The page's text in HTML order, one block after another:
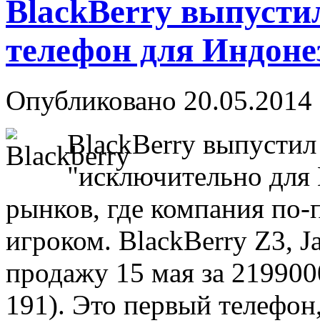
BlackBerry
телефон для
Опубликовано 20.05.2014
BlackBerry
"исключительно
рынков, где компания
игроком. BlackBerry Z3,
продажу 15 мая за
191). Это первый